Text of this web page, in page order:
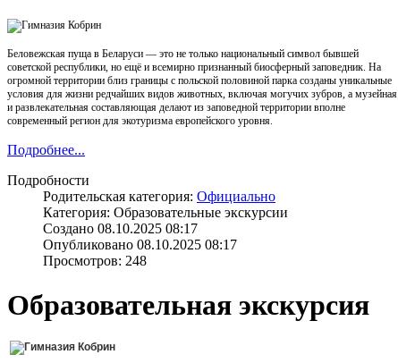
Беловежская пуща в Беларуси — это не только национальный символ бывшей
советской республики, но ещё и всемирно признанный биосферный заповедник. На
огромной территории близ границы с польской половиной парка созданы уникальные
условия для жизни редчайших видов животных, включая могучих зубров, а музейная
и развлекательная составляющая делают из заповедной территории вполне
современный регион для экотуризма европейского уровня.
Подробнее...
Подробности
Родительская категория: Официально
Категория: Образовательные экскурсии
Создано 08.10.2025 08:17
Опубликовано 08.10.2025 08:17
Просмотров: 248
Образовательная экскурсия